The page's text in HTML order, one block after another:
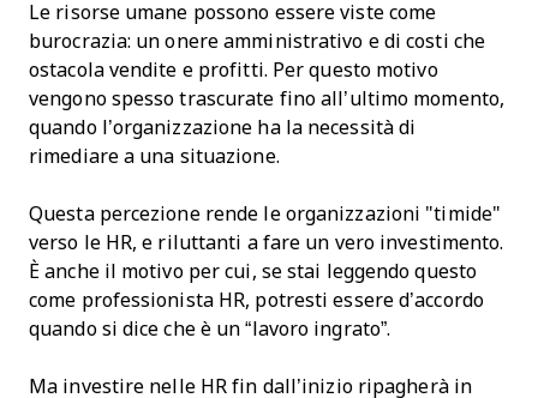
Le risorse umane possono essere viste come
burocrazia: un onere amministrativo e di costi che
ostacola vendite e profitti. Per questo motivo
vengono spesso trascurate fino all’ultimo momento,
quando l’organizzazione ha la necessità di
rimediare a una situazione.
Questa percezione rende le organizzazioni "timide"
verso le HR, e riluttanti a fare un vero investimento.
È anche il motivo per cui, se stai leggendo questo
come professionista HR, potresti essere d’accordo
quando si dice che è un “lavoro ingrato”.
Ma investire nelle HR fin dall’inizio ripagherà in